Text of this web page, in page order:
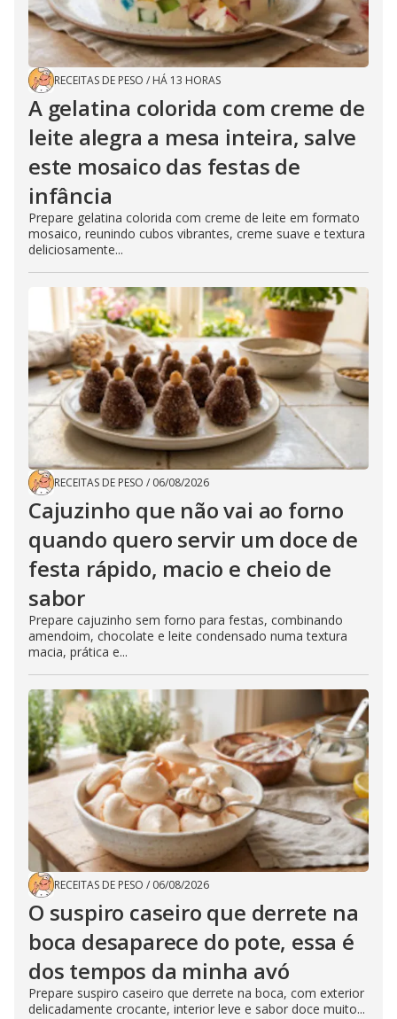
RECEITAS DE PESO / HÁ 13 HORAS
A gelatina colorida com creme de
leite alegra a mesa inteira, salve
este mosaico das festas de
infância
Prepare gelatina colorida com creme de leite em formato
mosaico, reunindo cubos vibrantes, creme suave e textura
deliciosamente...
RECEITAS DE PESO / 06/08/2026
Cajuzinho que não vai ao forno
quando quero servir um doce de
festa rápido, macio e cheio de
sabor
Prepare cajuzinho sem forno para festas, combinando
amendoim, chocolate e leite condensado numa textura
macia, prática e...
RECEITAS DE PESO / 06/08/2026
O suspiro caseiro que derrete na
boca desaparece do pote, essa é
dos tempos da minha avó
Prepare suspiro caseiro que derrete na boca, com exterior
delicadamente crocante, interior leve e sabor doce muito...